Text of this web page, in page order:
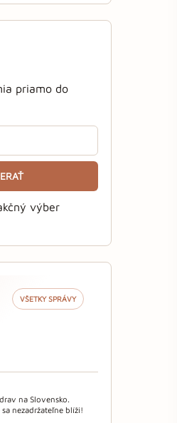
priamo do
výber
VŠETKY SPRÁVY
na Slovensko.
nezadržateľne blíži!